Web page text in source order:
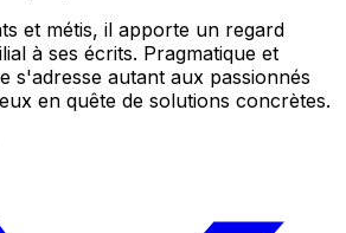
et métis, il apporte un regard
à ses écrits. Pragmatique et
s'adresse autant aux passionnés
en quête de solutions concrètes.